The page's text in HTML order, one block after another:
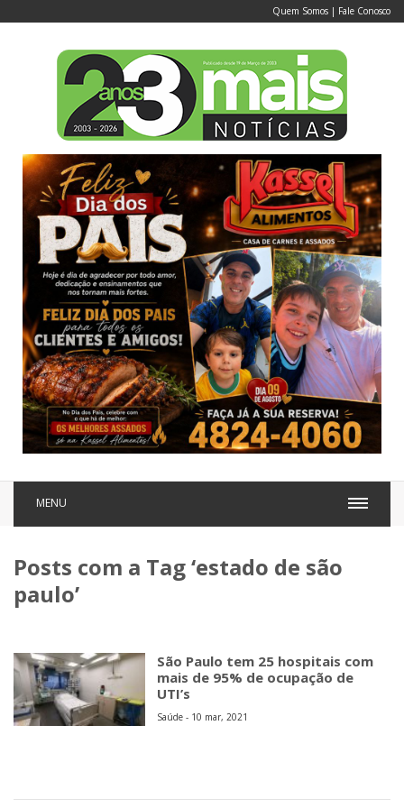
Quem Somos | Fale Conosco
MENU
Posts com a Tag ‘estado de são
paulo’
São Paulo tem 25 hospitais com
mais de 95% de ocupação de
UTI’s
Saúde - 10 mar, 2021